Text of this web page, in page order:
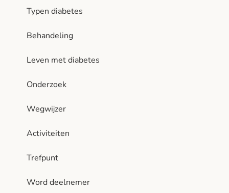
Typen diabetes
Behandeling
Leven met diabetes
Onderzoek
Wegwijzer
Activiteiten
Trefpunt
Word deelnemer